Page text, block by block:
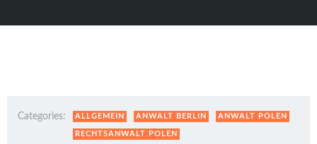
Categories: ALLGEMEIN ANWALT BERLIN ANWALT POLEN
RECHTSANWALT POLEN